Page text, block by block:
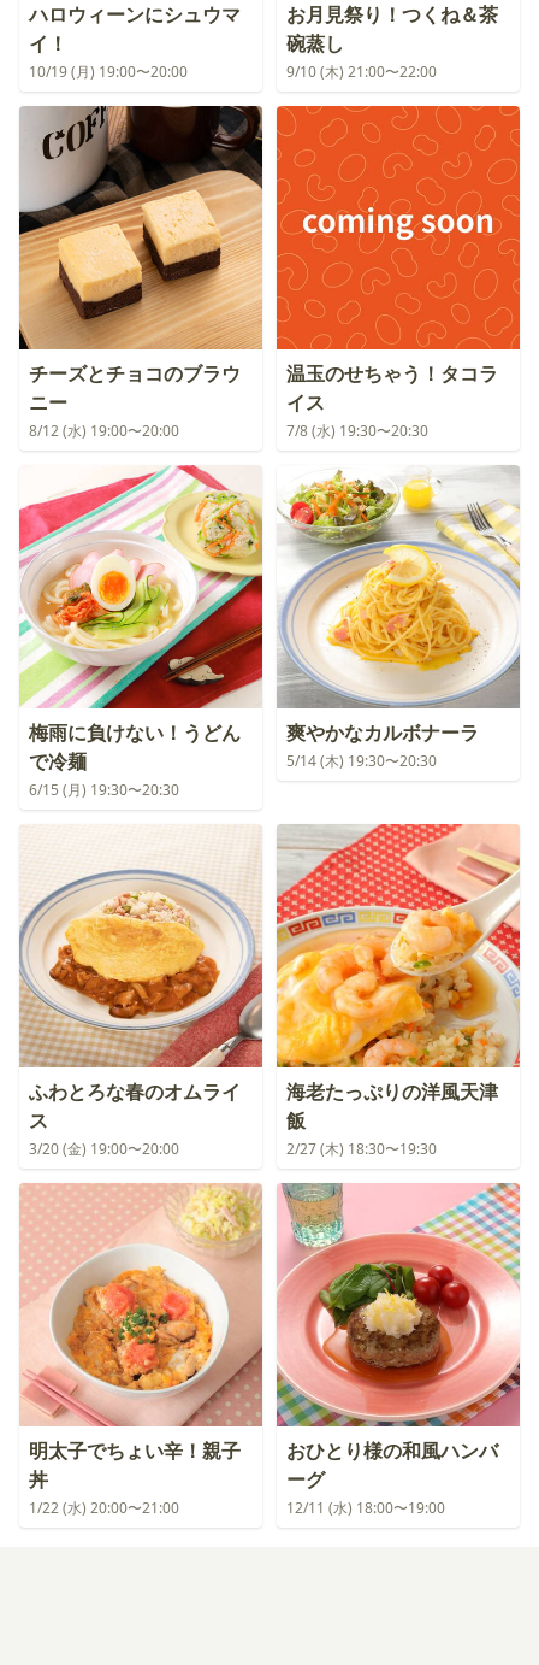
ハロウィーンにシュウマ
イ！
10/19 (月) 19:00〜20:00
お月見祭り！つくね＆茶
碗蒸し
9/10 (木) 21:00〜22:00
チーズとチョコのブラウ
ニー
8/12 (水) 19:00〜20:00
温玉のせちゃう！タコラ
イス
7/8 (水) 19:30〜20:30
梅雨に負けない！うどん
で冷麺
6/15 (月) 19:30〜20:30
爽やかなカルボナーラ
5/14 (木) 19:30〜20:30
ふわとろな春のオムライ
ス
3/20 (金) 19:00〜20:00
海老たっぷりの洋風天津
飯
2/27 (木) 18:30〜19:30
明太子でちょい辛！親子
丼
1/22 (水) 20:00〜21:00
おひとり様の和風ハンバ
ーグ
12/11 (水) 18:00〜19:00